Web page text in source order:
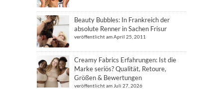
Beauty Bubbles: In Frankreich der
absolute Renner in Sachen Frisur
veröffentlicht am April 25, 2011
Creamy Fabrics Erfahrungen: Ist die
Marke seriös? Qualität, Retoure,
Größen & Bewertungen
veröffentlicht am Juli 27, 2026